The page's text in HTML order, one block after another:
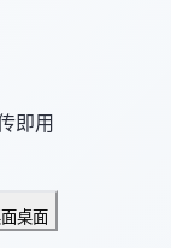
即用
桌面